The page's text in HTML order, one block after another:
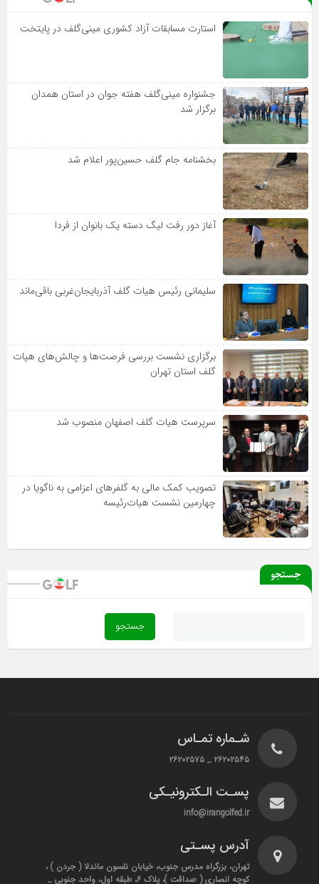
استارت مسابقات آزاد کشوری مینی‌گلف در پایتخت
جشنواره مینی‌گلف هفته جوان در استان همدان
برگزار شد
بخشنامه جام گلف حسین‌پور اعلام شد
آغاز دور رفت لیگ دسته یک بانوان از فردا
سلیمانی رئیس هیات گلف آذربایجان‌غربی باقی‌ماند
برگزاری نشست بررسی فرصت‌ها و چالش‌های هیات
گلف استان تهران
سرپرست هیات گلف اصفهان منصوب شد
تصویب کمک مالی به گلفرهای اعزامی به ناگویا در
چهارمین نشست هیات‌رئیسه
جستجو
شـماره تمـاس
۲۶۲۰۲۵۴۵ _ ۲۶۲۰۲۵۷۵
پسـت الـکترونیـکی
info@irangolfed.ir
آدرس پسـتی
تهران، بزرگراه مدرس جنوب، خیابان نلسون ماندلا ( جردن ) ،
کوچه انصاری ( صداقت )، پلاک ۶، طبقه اول، واحد جنوبی _